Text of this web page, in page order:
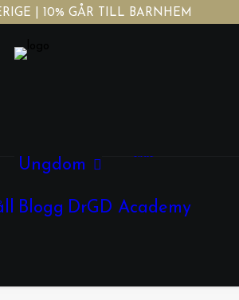
| 10% GÅR TILL BARNHEM
Ungdom
Skor
Kläder
Blogg DrGD Academy